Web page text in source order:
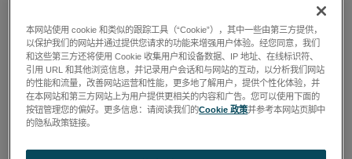
g
a
o
n
本网站使用 cookie 和类似的跟踪工具（“Cookie”），其中一些由第三方提供，
以保护我们的网站并通过提供您请求的功能来增强用户体验。经您同意，我们
和这些第三方还将使用 Cookie 收集用户和设备数据、IP 地址、在线标识符、
引用 URL 和其他浏览信息，并记录用户会话和与网站的互动，以分析我们网站
的性能和流量，改善网站运营和性能，更多地了解用户，提供个性化体验，并
在本网站和第三方网站上为用户提供更相关的内容和广告。您可以使用下面的
按钮管理您的偏好。更多信息：请阅读我们的Cookie 政策并参考本网站页脚中
的隐私政策链接。